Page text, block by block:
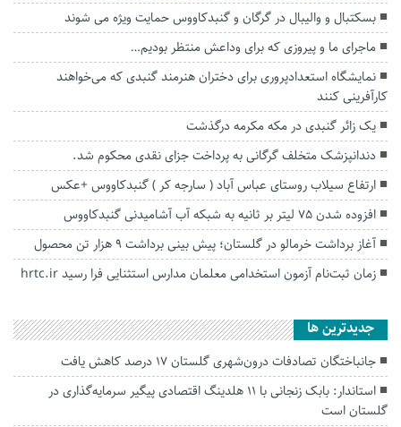
بسکتبال و والیبال در گرگان و گنبدکاووس حمایت ویژه می شوند
ماجرای ما و پیروزی که برای وداعش منتظر بودیم…
نمایشگاه استعدادپروری برای دختران هنرمند گنبدی که می‌خواهند
کارآفرینی کنند
یک زائر گنبدی در مکه مکرمه درگذشت
دندانپزشک متخلف گرگانی به پرداخت جزای نقدی محکوم شد.
ارتفاع سیلاب روستای عباس آباد ( سارجه کر ) گنبدکاووس +عکس
افزوده شدن ۷۵ لیتر بر ثانیه به شبکه آب آشامیدنی گنبدکاووس
آغاز برداشت خرمالو در گلستان؛ پیش بینی برداشت ۹ هزار تن محصول
زمان ثبت‌نام آزمون استخدامی معلمان مدارس استثنایی فرا رسید hrtc.ir
جديدترين ها
جانباختگان تصادفات درون‌شهری گلستان ۱۷ درصد کاهش یافت
استاندار: بابک زنجانی با ۱۱ هلدینگ اقتصادی پیگیر سرمایه‌گذاری در
گلستان است